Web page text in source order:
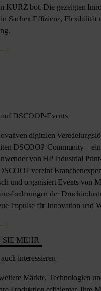
KURZ bot. Die gezeigten
in Sachen Effizienz, Flexibilität
DSCOOP-Events
digitalen
DSCOOP-Community –
von HP Industrial
vereint
und organisiert Events von
der
Impulse für Innovation und
MEHR
interessieren
Märkte, Technologien
Produktion effizienter, Ihre